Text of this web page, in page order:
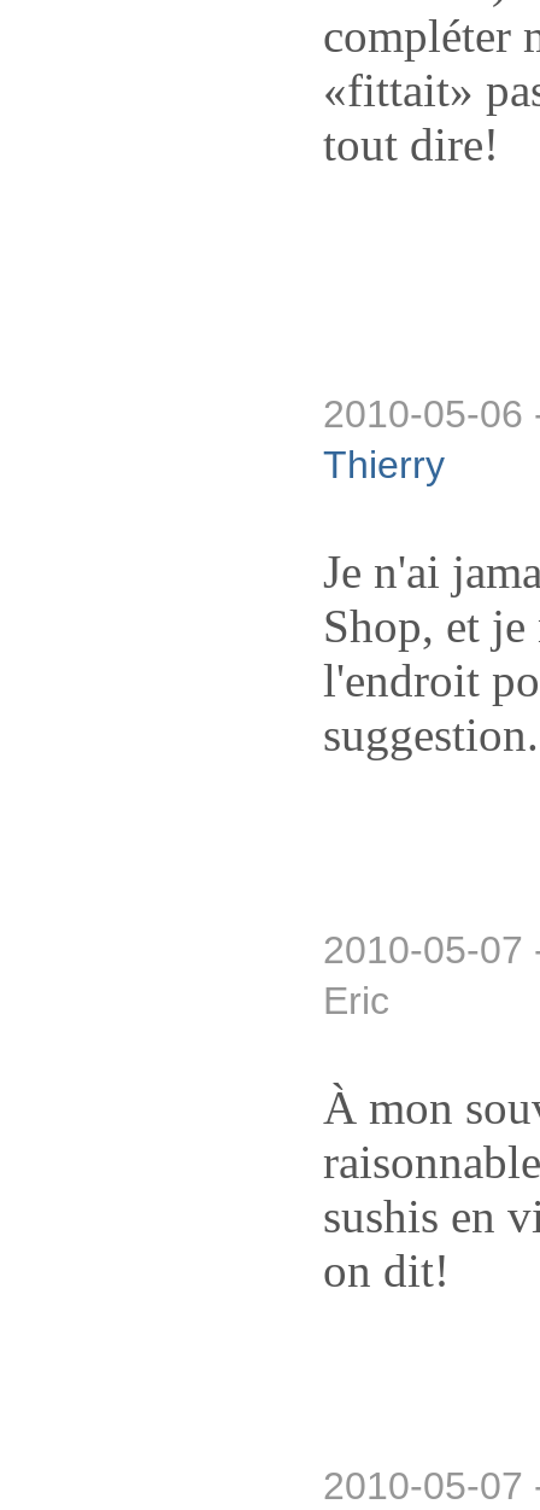
compléter
«fittait»
tout dire!
2010-05-06
Thierry
Je n'ai
Shop, et je
l'endroit
2010-05-07
Eric
À mon
sushis en
on dit!
2010-05-07